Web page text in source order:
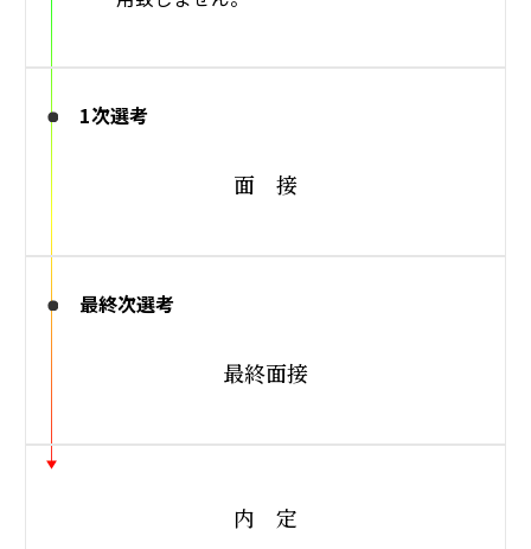
1次選考
面 接
最終次選考
最終面接
内 定